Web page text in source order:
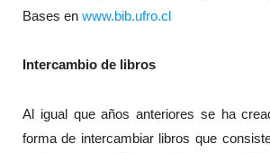
Bases en www.bib.ufro.cl
Intercambio de libros
Al igual que años anteriores se ha
forma de intercambiar libros que